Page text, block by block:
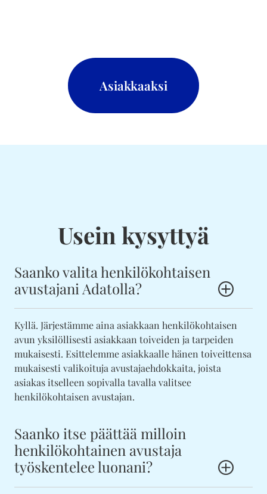
Asiakkaaksi
Usein kysyttyä
Saanko valita henkilökohtaisen
avustajani Adatolla?
Kyllä. Järjestämme aina asiakkaan henkilökohtaisen
avun yksilöllisesti asiakkaan toiveiden ja tarpeiden
mukaisesti. Esittelemme asiakkaalle hänen toiveittensa
mukaisesti valikoituja avustajaehdokkaita, joista
asiakas itselleen sopivalla tavalla valitsee
henkilökohtaisen avustajan.
Saanko itse päättää milloin
henkilökohtainen avustaja
työskentelee luonani?